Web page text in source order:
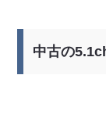
中古の